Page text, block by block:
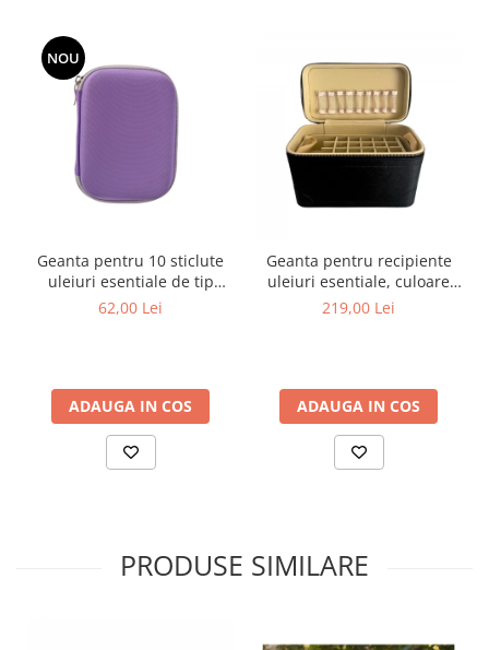
NOU
Geanta pentru 10 sticlute
uleiuri esentiale de tip
rollon, culoare mov
62,00 Lei
ADAUGA IN COS
Geanta pentru recipiente
uleiuri esentiale, culoare
neagra
219,00 Lei
ADAUGA IN COS
PRODUSE SIMILARE